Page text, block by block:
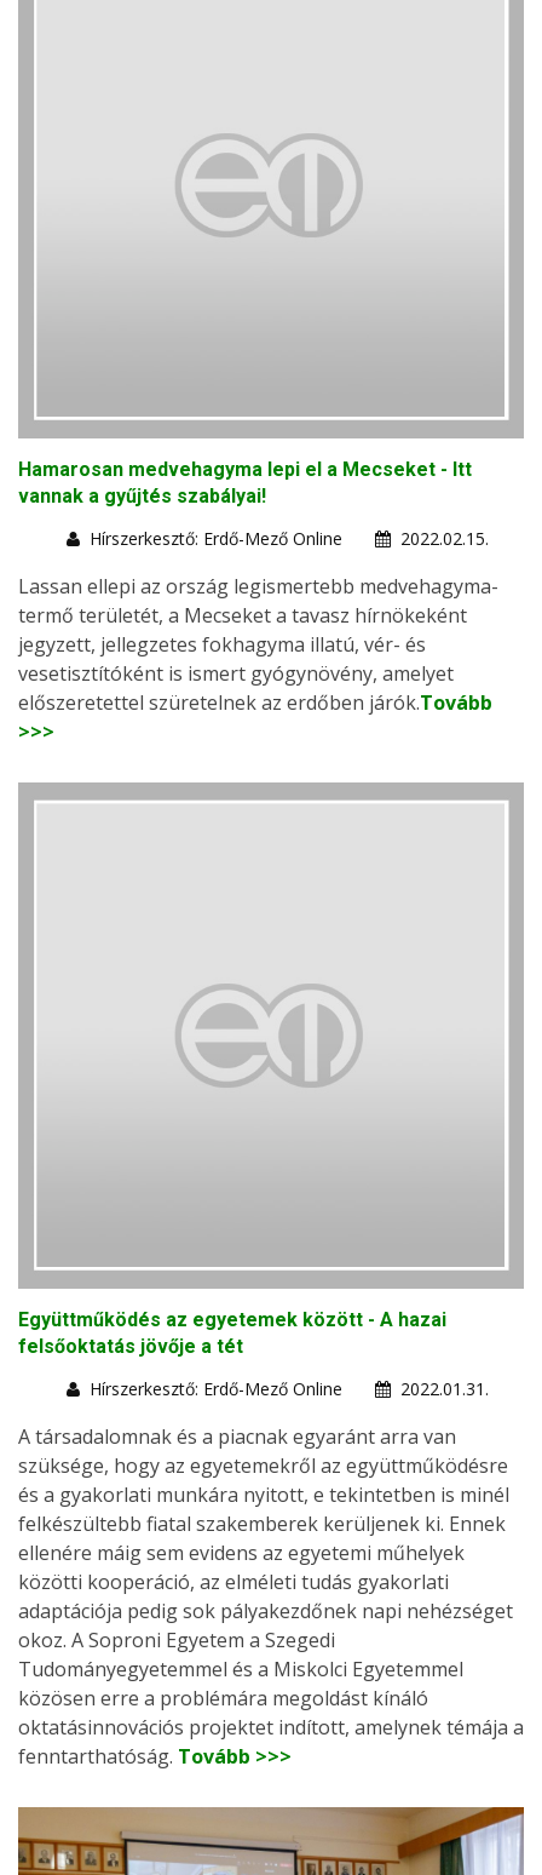
Hamarosan medvehagyma lepi el a Mecseket - Itt
vannak a gyűjtés szabályai!
Hírszerkesztő: Erdő-Mező Online
2022.02.15.
Lassan ellepi az ország legismertebb medvehagyma-
termő területét, a Mecseket a tavasz hírnökeként
jegyzett, jellegzetes fokhagyma illatú, vér- és
vesetisztítóként is ismert gyógynövény, amelyet
előszeretettel szüretelnek az erdőben járók.Tovább
>>>
Együttműködés az egyetemek között - A hazai
felsőoktatás jövője a tét
Hírszerkesztő: Erdő-Mező Online
2022.01.31.
A társadalomnak és a piacnak egyaránt arra van
szüksége, hogy az egyetemekről az együttműködésre
és a gyakorlati munkára nyitott, e tekintetben is minél
felkészültebb fiatal szakemberek kerüljenek ki. Ennek
ellenére máig sem evidens az egyetemi műhelyek
közötti kooperáció, az elméleti tudás gyakorlati
adaptációja pedig sok pályakezdőnek napi nehézséget
okoz. A Soproni Egyetem a Szegedi
Tudományegyetemmel és a Miskolci Egyetemmel
közösen erre a problémára megoldást kínáló
oktatásinnovációs projektet indított, amelynek témája a
fenntarthatóság. Tovább >>>